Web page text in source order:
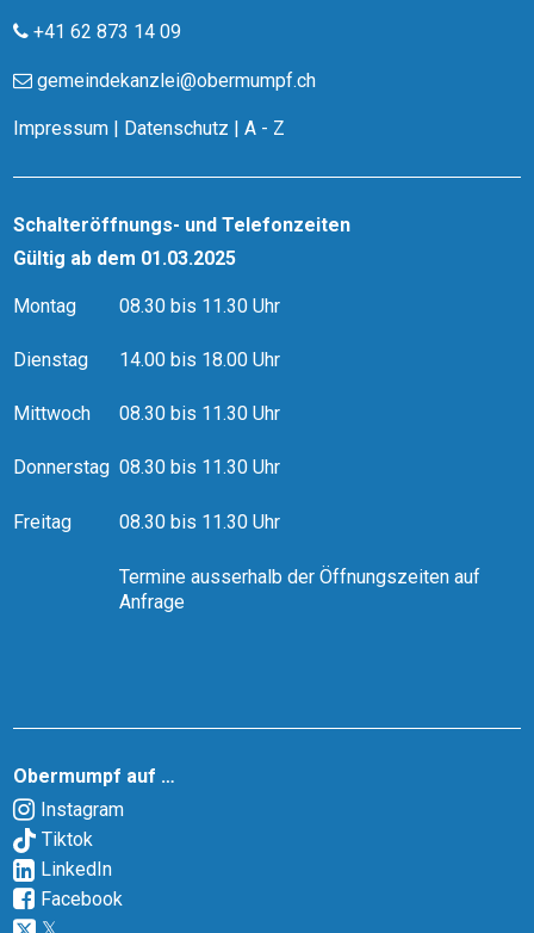
+41 62 873 14 09
gemeindekanzlei@obermumpf.ch
Impressum| Datenschutz | A - Z
Schalteröffnungs- und Telefonzeiten
Gültig ab dem 01.03.2025
Montag 08.30 bis 11.30 Uhr
Dienstag 14.00 bis 18.00 Uhr
Mittwoch 08.30 bis 11.30 Uhr
Donnerstag 08.30 bis 11.30 Uhr
Freitag 08.30 bis 11.30 Uhr
Termine ausserhalb der Öffnungszeiten auf
Anfrage
Obermumpf auf …
Instagram
Tiktok
LinkedIn
Facebook
𝕏